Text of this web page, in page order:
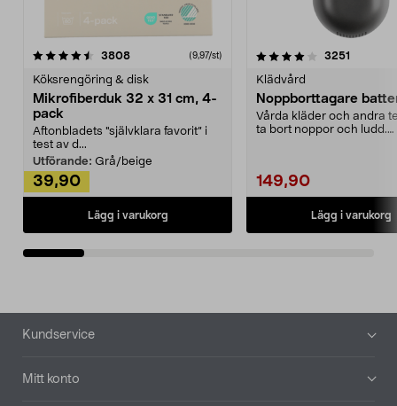
3808recensioner (9,97/st)
Köksrengöring & disk
Mikrofiberduk 32 x 31 cm, 4-
pack
Aftonbladets "självklara favorit” i
test av d...
Utförande: Grå/beige
39,90
Lägg i varukorg
4.0av 5 stjärnor 3251
Klädvård
Noppborttagare
Vårda kläder och andra
ta bort noppor och ludd.
149,90
Lägg i varukorg
4.5av 5 stjärnor
Sidfot
Kundservice
Mitt konto